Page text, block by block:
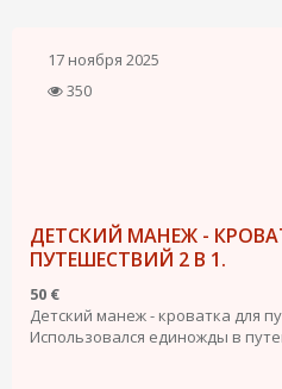
17 ноября 2025
350
ДЕТСКИЙ МАНЕЖ -
ПУТЕШЕСТВИЙ 2 В 1.
50 €
Детский манеж - кроватка для
Использовался единожды в